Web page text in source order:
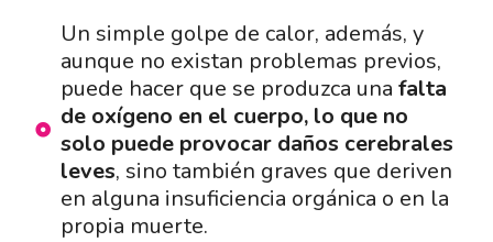
Un simple golpe de calor, además, y
aunque no existan problemas previos,
puede hacer que se produzca una falta
de oxígeno en el cuerpo, lo que no
solo puede provocar daños cerebrales
leves, sino también graves que deriven
en alguna insuficiencia orgánica o en la
propia muerte.